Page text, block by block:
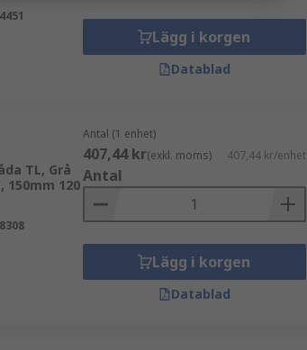
Lägg i korgen
Datablad
TL, Grå
150mm 120
Antal (1 enhet)
407,44 kr(exkl. moms) 407,44 kr/enhet
Antal
Lägg i korgen
Datablad